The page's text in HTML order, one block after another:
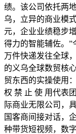
绩。该公司依托两
乌，立异的商业模
元，企业业绩稳步
得力的智能辅佐。”
万件快递发往全球
的义乌全球数贸核
贸东西的实操使用
权 禁 止 使 用代表
际商业无限公司，
国客商间接对话，
种带货短视频，数